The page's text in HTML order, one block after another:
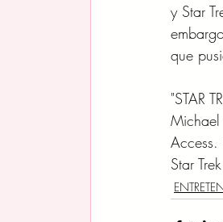
y Star
que
"STAR
Michael
Star